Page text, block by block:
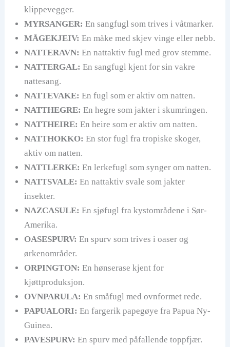
klippevegger.
MYRSANGER: En sangfugl som trives i våtmarker.
MÅGEKJEIV: En måke med skjev vinge eller nebb.
NATTERAVN: En nattaktiv fugl med grov stemme.
NATTERGAL: En sangfugl kjent for sin vakre
nattesang.
NATTEVAKE: En fugl som er aktiv om natten.
NATTHEGRE: En hegre som jakter i skumringen.
NATTHEIRE: En heire som er aktiv om natten.
NATTHOKKO: En stor fugl fra tropiske skoger,
aktiv om natten.
NATTLERKE: En lerkefugl som synger om natten.
NATTSVALE: En nattaktiv svale som jakter
insekter.
NAZCASULE: En sjøfugl fra kystområdene i Sør-
Amerika.
OASESPURV: En spurv som trives i oaser og
ørkenområder.
ORPINGTON: En hønserase kjent for
kjøttproduksjon.
OVNPARULA: En småfugl med ovnformet rede.
PAPUALORI: En fargerik papegøye fra Papua Ny-
Guinea.
PAVESPURV: En spurv med påfallende toppfjær.